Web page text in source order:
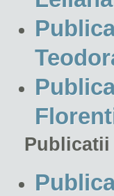
Publicatii